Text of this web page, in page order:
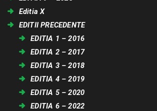
Editia X
EDITII PRECEDENTE
EDITIA 1 – 2016
EDITIA 2 – 2017
EDITIA 3 – 2018
EDITIA 4 – 2019
EDITIA 5 – 2020
EDITIA 6 – 2022